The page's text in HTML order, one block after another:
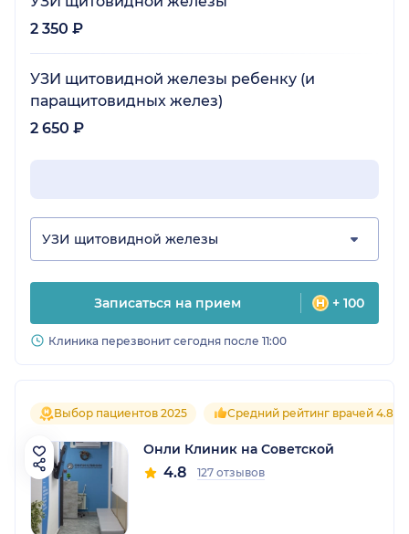
2 350 ₽
УЗИ щитовидной железы ребенку (и
паращитовидных желез)
2 650 ₽
УЗИ щитовидной железы
Записаться на прием + 100
Клиника перезвонит сегодня после 11:00
Выбор пациентов 2025 Средний рейтинг врачей 4.8
Онли Клиник на Советской
4.8 127 отзывов